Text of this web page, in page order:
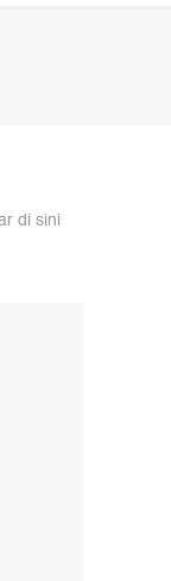
di sini